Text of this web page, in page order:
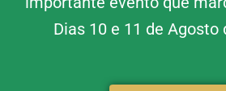
Dias 10 e 11 de Agosto